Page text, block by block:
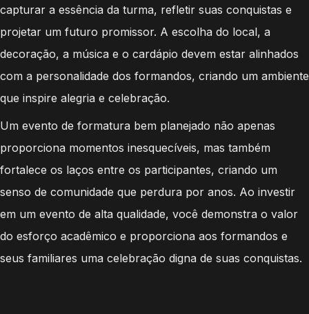
capturar a essência da turma, refletir suas conquistas e
projetar um futuro promissor. A escolha do local, a
decoração, a música e o cardápio devem estar alinhados
com a personalidade dos formandos, criando um ambiente
que inspire alegria e celebração.
Um evento de formatura bem planejado não apenas
proporciona momentos inesquecíveis, mas também
fortalece os laços entre os participantes, criando um
senso de comunidade que perdura por anos. Ao investir
em um evento de alta qualidade, você demonstra o valor
do esforço acadêmico e proporciona aos formandos e
seus familiares uma celebração digna de suas conquistas.